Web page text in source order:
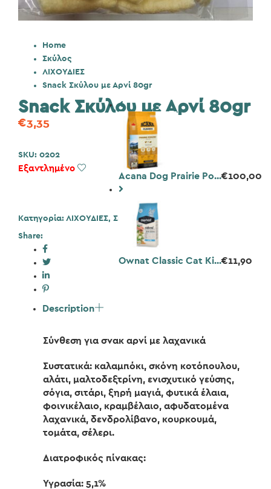
Home
Σκύλος
ΛΙΧΟΥΔΙΕΣ
Snack Σκύλου με Αρνί 80gr
Acana Dog Prairie Po...€100,00
Ownat Classic Cat Ki...€11,90
Snack Σκύλου με Αρνί 80gr
€3,35
SKU: 0202
Εξαντλημένο Add to Wishlist
Κατηγορία: ΛΙΧΟΥΔΙΕΣ, Σκύλος
Share:
Description
Σύνθεση για σνακ αρνί με λαχανικά
Συστατικά: καλαμπόκι, σκόνη κοτόπουλου,
αλάτι, μαλτοδεξτρίνη, ενισχυτικό γεύσης,
σόγια, σιτάρι, ξηρή μαγιά, φυτικά έλαια,
φοινικέλαιο, κραμβέλαιο, αφυδατομένα
λαχανικά, δενδρολίβανο, κουρκουμά,
τομάτα, σέλερι.
Διατροφικός πίνακας:
Υγρασία: 5,1%